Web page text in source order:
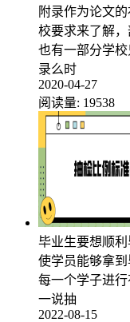
附录作为论文
校要求来了解，
也有一部分学
录么时
2020-04-27
阅读量: 19538
毕业生要想顺
使学员能够拿
每一个学子进
一说抽
2022-08-15